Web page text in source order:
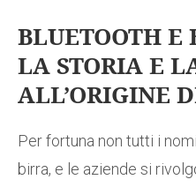
BLUETOOTH E
LA STORIA E
ALL’ORIGINE
Per fortuna non tutti i
birra, e le aziende si